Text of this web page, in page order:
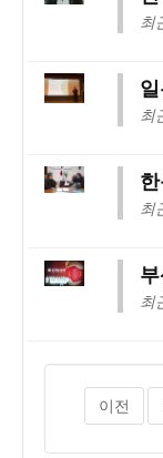
최
최
최
최
이전